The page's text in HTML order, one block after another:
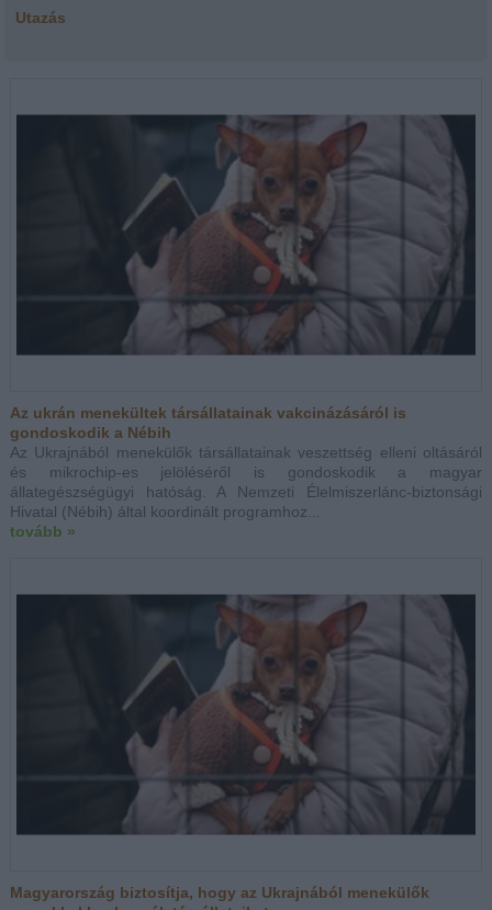
Utazás
Az ukrán menekültek társállatainak vakcinázásáról is
gondoskodik a Nébih
Az Ukrajnából menekülők társállatainak veszettség elleni oltásáról
és mikrochip-es jelöléséről is gondoskodik a magyar
állategészségügyi hatóság. A Nemzeti Élelmiszerlánc-biztonsági
Hivatal (Nébih) által koordinált programhoz...
tovább »
Magyarország biztosítja, hogy az Ukrajnából menekülők